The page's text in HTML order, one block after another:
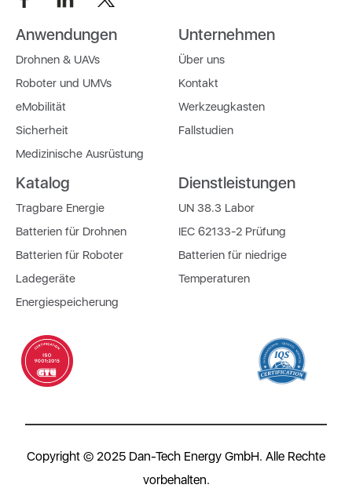
Anwendungen
Drohnen & UAVs
Roboter und UMVs
eMobilität
Sicherheit
Medizinische Ausrüstung
Unternehmen
Über uns
Kontakt
Werkzeugkasten
Fallstudien
Katalog
Tragbare Energie
Batterien für Drohnen
Batterien für Roboter
Ladegeräte
Energiespeicherung
Dienstleistungen
UN 38.3 Labor
IEC 62133-2 Prüfung
Batterien für niedrige
Temperaturen
Copyright © 2025 Dan-Tech Energy GmbH. Alle Rechte
vorbehalten.